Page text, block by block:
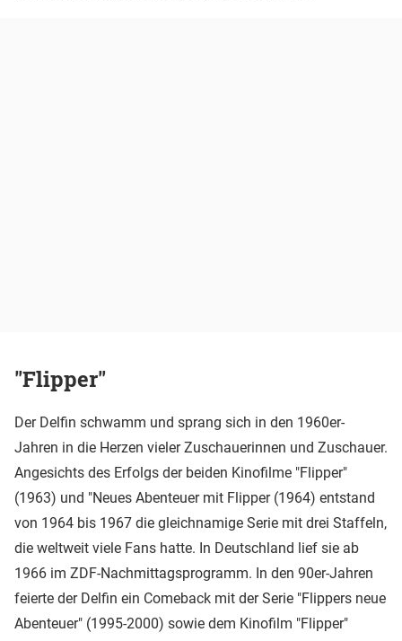
"Flipper"
Der Delfin schwamm und sprang sich in den 1960er-
Jahren in die Herzen vieler Zuschauerinnen und Zuschauer.
Angesichts des Erfolgs der beiden Kinofilme "Flipper"
(1963) und "Neues Abenteuer mit Flipper (1964) entstand
von 1964 bis 1967 die gleichnamige Serie mit drei Staffeln,
die weltweit viele Fans hatte. In Deutschland lief sie ab
1966 im ZDF-Nachmittagsprogramm. In den 90er-Jahren
feierte der Delfin ein Comeback mit der Serie "Flippers neue
Abenteuer" (1995-2000) sowie dem Kinofilm "Flipper"